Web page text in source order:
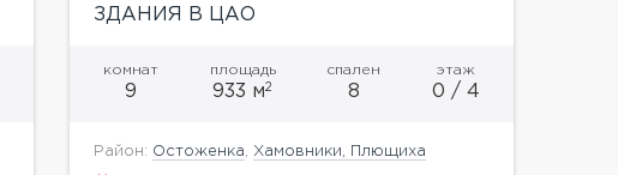
ЗДАНИЯ В ЦАО
комнат
9
площадь
933 м2
спален
8
этаж
0 / 4
Район: Остоженка Хамовники, Плющиха